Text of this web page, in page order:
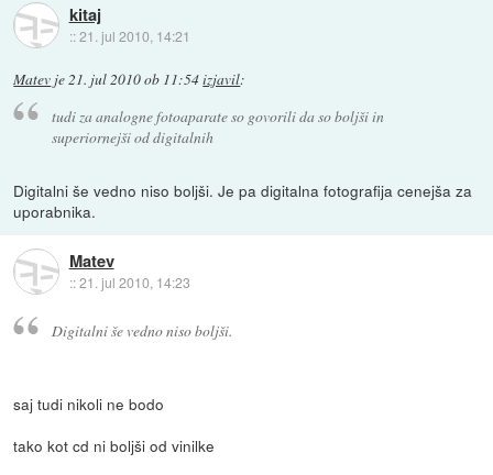
kitaj
::21. jul 2010, 14:21
Matev je21. jul 2010 ob 11:54izjavil:
tudi za analogne fotoaparate so govorili da so boljši in
superiornejši od digitalnih
Digitalni še vedno niso boljši. Je pa digitalna fotografija cenejša za
uporabnika.
Matev
::21. jul 2010, 14:23
Digitalni še vedno niso boljši.
saj tudi nikoli ne bodo
tako kot cd ni boljši od vinilke